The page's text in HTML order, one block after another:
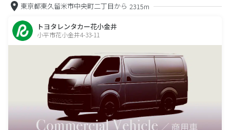
東京都東久留米市中央町二丁目から 2315m
トヨタレンタカー花小金井
小平市花小金井4-33-11